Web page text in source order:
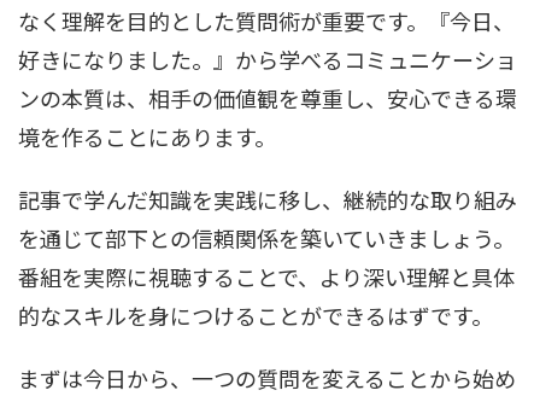
なく理解を目的とした質問術が重要です。『今日、
好きになりました。』から学べるコミュニケーショ
ンの本質は、相手の価値観を尊重し、安心できる環
境を作ることにあります。
記事で学んだ知識を実践に移し、継続的な取り組み
を通じて部下との信頼関係を築いていきましょう。
番組を実際に視聴することで、より深い理解と具体
的なスキルを身につけることができるはずです。
まずは今日から、一つの質問を変えることから始め